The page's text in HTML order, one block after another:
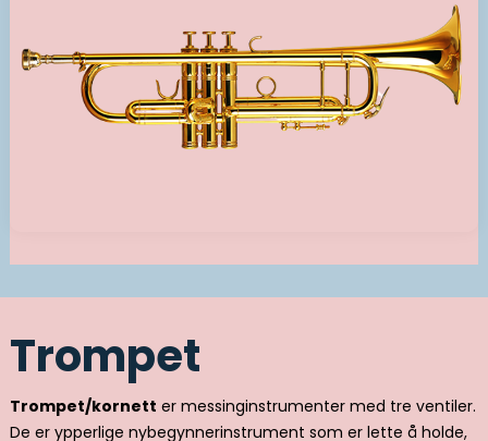
Trompet
Trompet/kornett er messinginstrumenter med tre ventiler.
De er ypperlige nybegynnerinstrument som er lette å holde,